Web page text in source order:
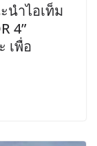
นำไอเท็ม
4”
เพื่อ